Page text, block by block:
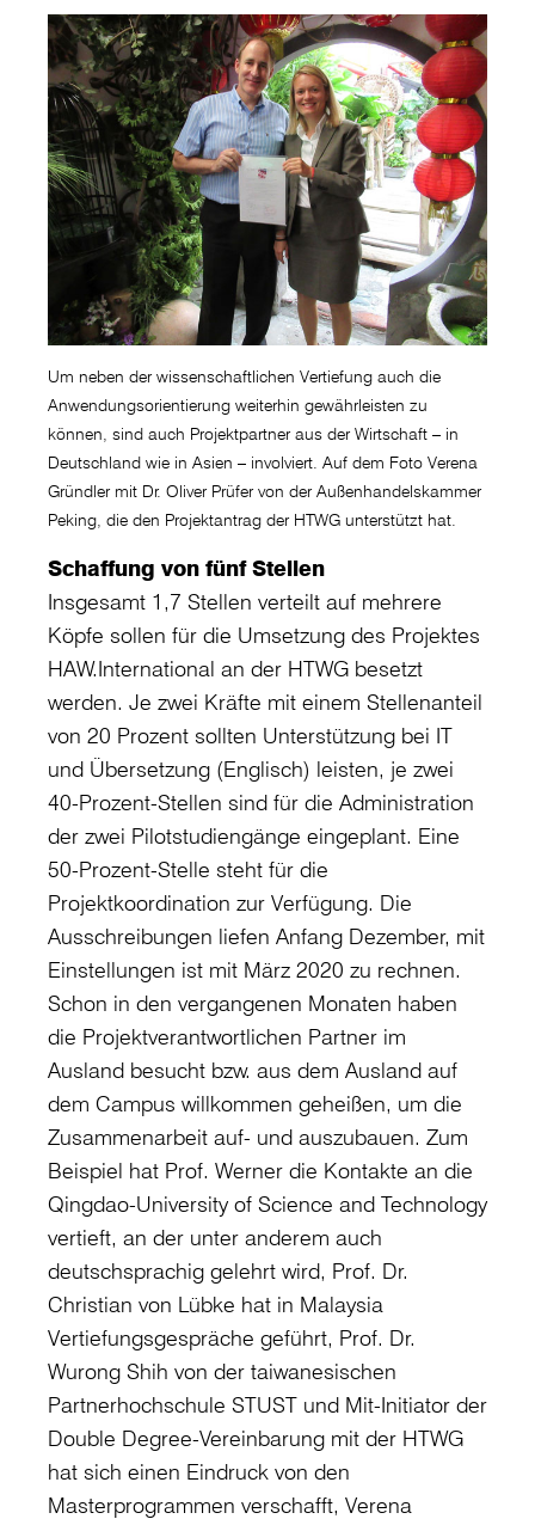
Um neben der wissenschaftlichen Vertiefung auch die
Anwendungsorientierung weiterhin gewährleisten zu
können, sind auch Projektpartner aus der Wirtschaft – in
Deutschland wie in Asien – involviert. Auf dem Foto Verena
Gründler mit Dr. Oliver Prüfer von der Außenhandelskammer
Peking, die den Projektantrag der HTWG unterstützt hat.
Schaffung von fünf Stellen
Insgesamt 1,7 Stellen verteilt auf mehrere
Köpfe sollen für die Umsetzung des Projektes
HAW.International an der HTWG besetzt
werden. Je zwei Kräfte mit einem Stellenanteil
von 20 Prozent sollten Unterstützung bei IT
und Übersetzung (Englisch) leisten, je zwei
40-Prozent-Stellen sind für die Administration
der zwei Pilotstudiengänge eingeplant. Eine
50-Prozent-Stelle steht für die
Projektkoordination zur Verfügung. Die
Ausschreibungen liefen Anfang Dezember, mit
Einstellungen ist mit März 2020 zu rechnen.
Schon in den vergangenen Monaten haben
die Projektverantwortlichen Partner im
Ausland besucht bzw. aus dem Ausland auf
dem Campus willkommen geheißen, um die
Zusammenarbeit auf- und auszubauen. Zum
Beispiel hat Prof. Werner die Kontakte an die
Qingdao-University of Science and Technology
vertieft, an der unter anderem auch
deutschsprachig gelehrt wird, Prof. Dr.
Christian von Lübke hat in Malaysia
Vertiefungsgespräche geführt, Prof. Dr.
Wurong Shih von der taiwanesischen
Partnerhochschule STUST und Mit-Initiator der
Double Degree-Vereinbarung mit der HTWG
hat sich einen Eindruck von den
Masterprogrammen verschafft, Verena